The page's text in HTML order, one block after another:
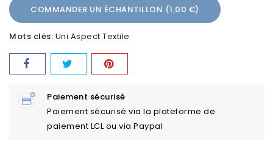
COMMANDER UN ÉCHANTILLON (1,00 €)
Mots clés: Uni Aspect Textile
Paiement sécurisé
Paiement sécurisé via la plateforme de
paiement LCL ou via Paypal